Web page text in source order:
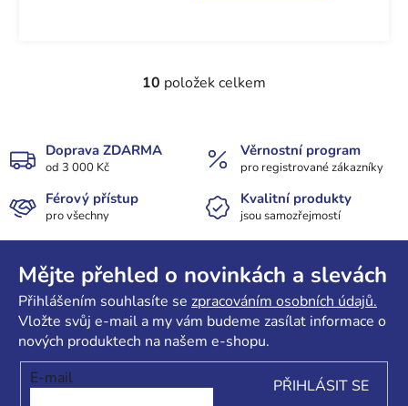
O
á
d
c
r
k
y
v
p
10 položek celkem
Doprava ZDARMA
od 3 000 Kč
Věrnostní program
pro registrované zákazníky
Férový přístup
pro všechny
Kvalitní produkty
jsou samozřejmostí
Mějte přehled o novinkách a slevách
Přihlášením souhlasíte se zpracováním osobních údajů.
Vložte svůj e-mail a my vám budeme zasílat informace o
nových produktech na našem e-shopu.
E-mail
PŘIHLÁSIT SE